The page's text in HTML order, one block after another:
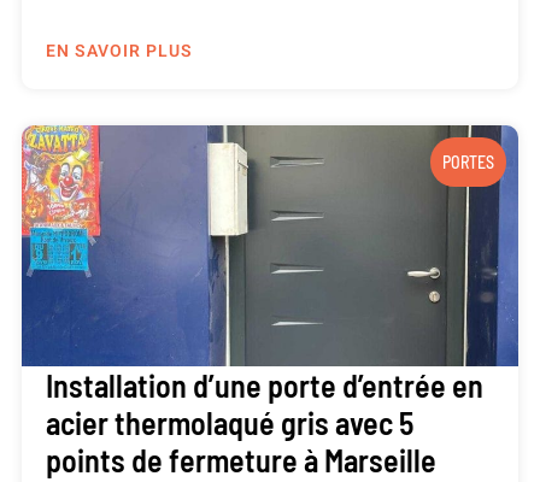
EN SAVOIR PLUS
PORTES
Installation d’une porte d’entrée en
acier thermolaqué gris avec 5
points de fermeture à Marseille